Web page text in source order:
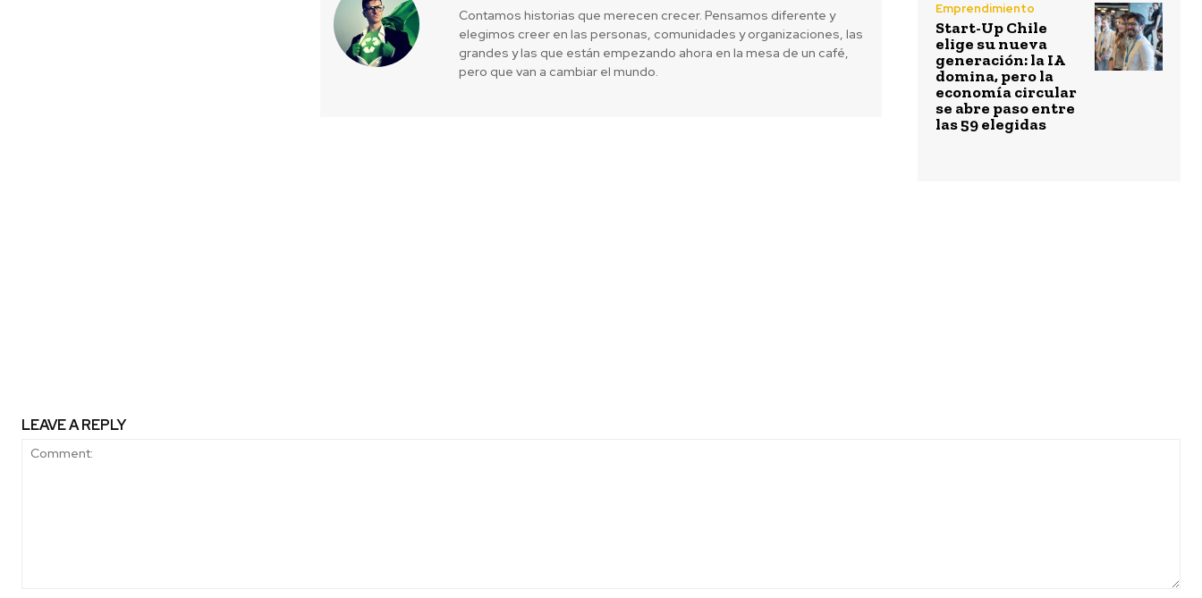
Contamos historias que merecen crecer. Pensamos diferente y
elegimos creer en las personas, comunidades y organizaciones, las
grandes y las que están empezando ahora en la mesa de un café,
pero que van a cambiar el mundo.
Emprendimiento
Start-Up Chile
elige su nueva
generación: la IA
domina, pero la
economía circular
se abre paso entre
las 59 elegidas
LEAVE A REPLY